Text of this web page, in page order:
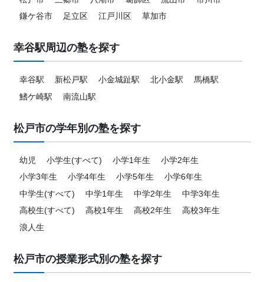
鎌ケ谷市
足立区 江戸川区 草加市
幸谷駅周辺の塾を探す
幸谷駅 新松戸駅 小金城趾駅 北小金駅
馬橋駅
鰭ケ崎駅
南流山駅
松戸市の学年別の塾を探す
幼児 小学生(すべて) 小学1年生
小学2年生
小学3年生
小学4年生 小学5年生
小学6年生
中学生(すべて)
中学1年生 中学2年生
中学3年生
高校生(すべて)
高校1年生 高校2年生
高校3年生
浪人生
松戸市の授業形式別の塾を探す